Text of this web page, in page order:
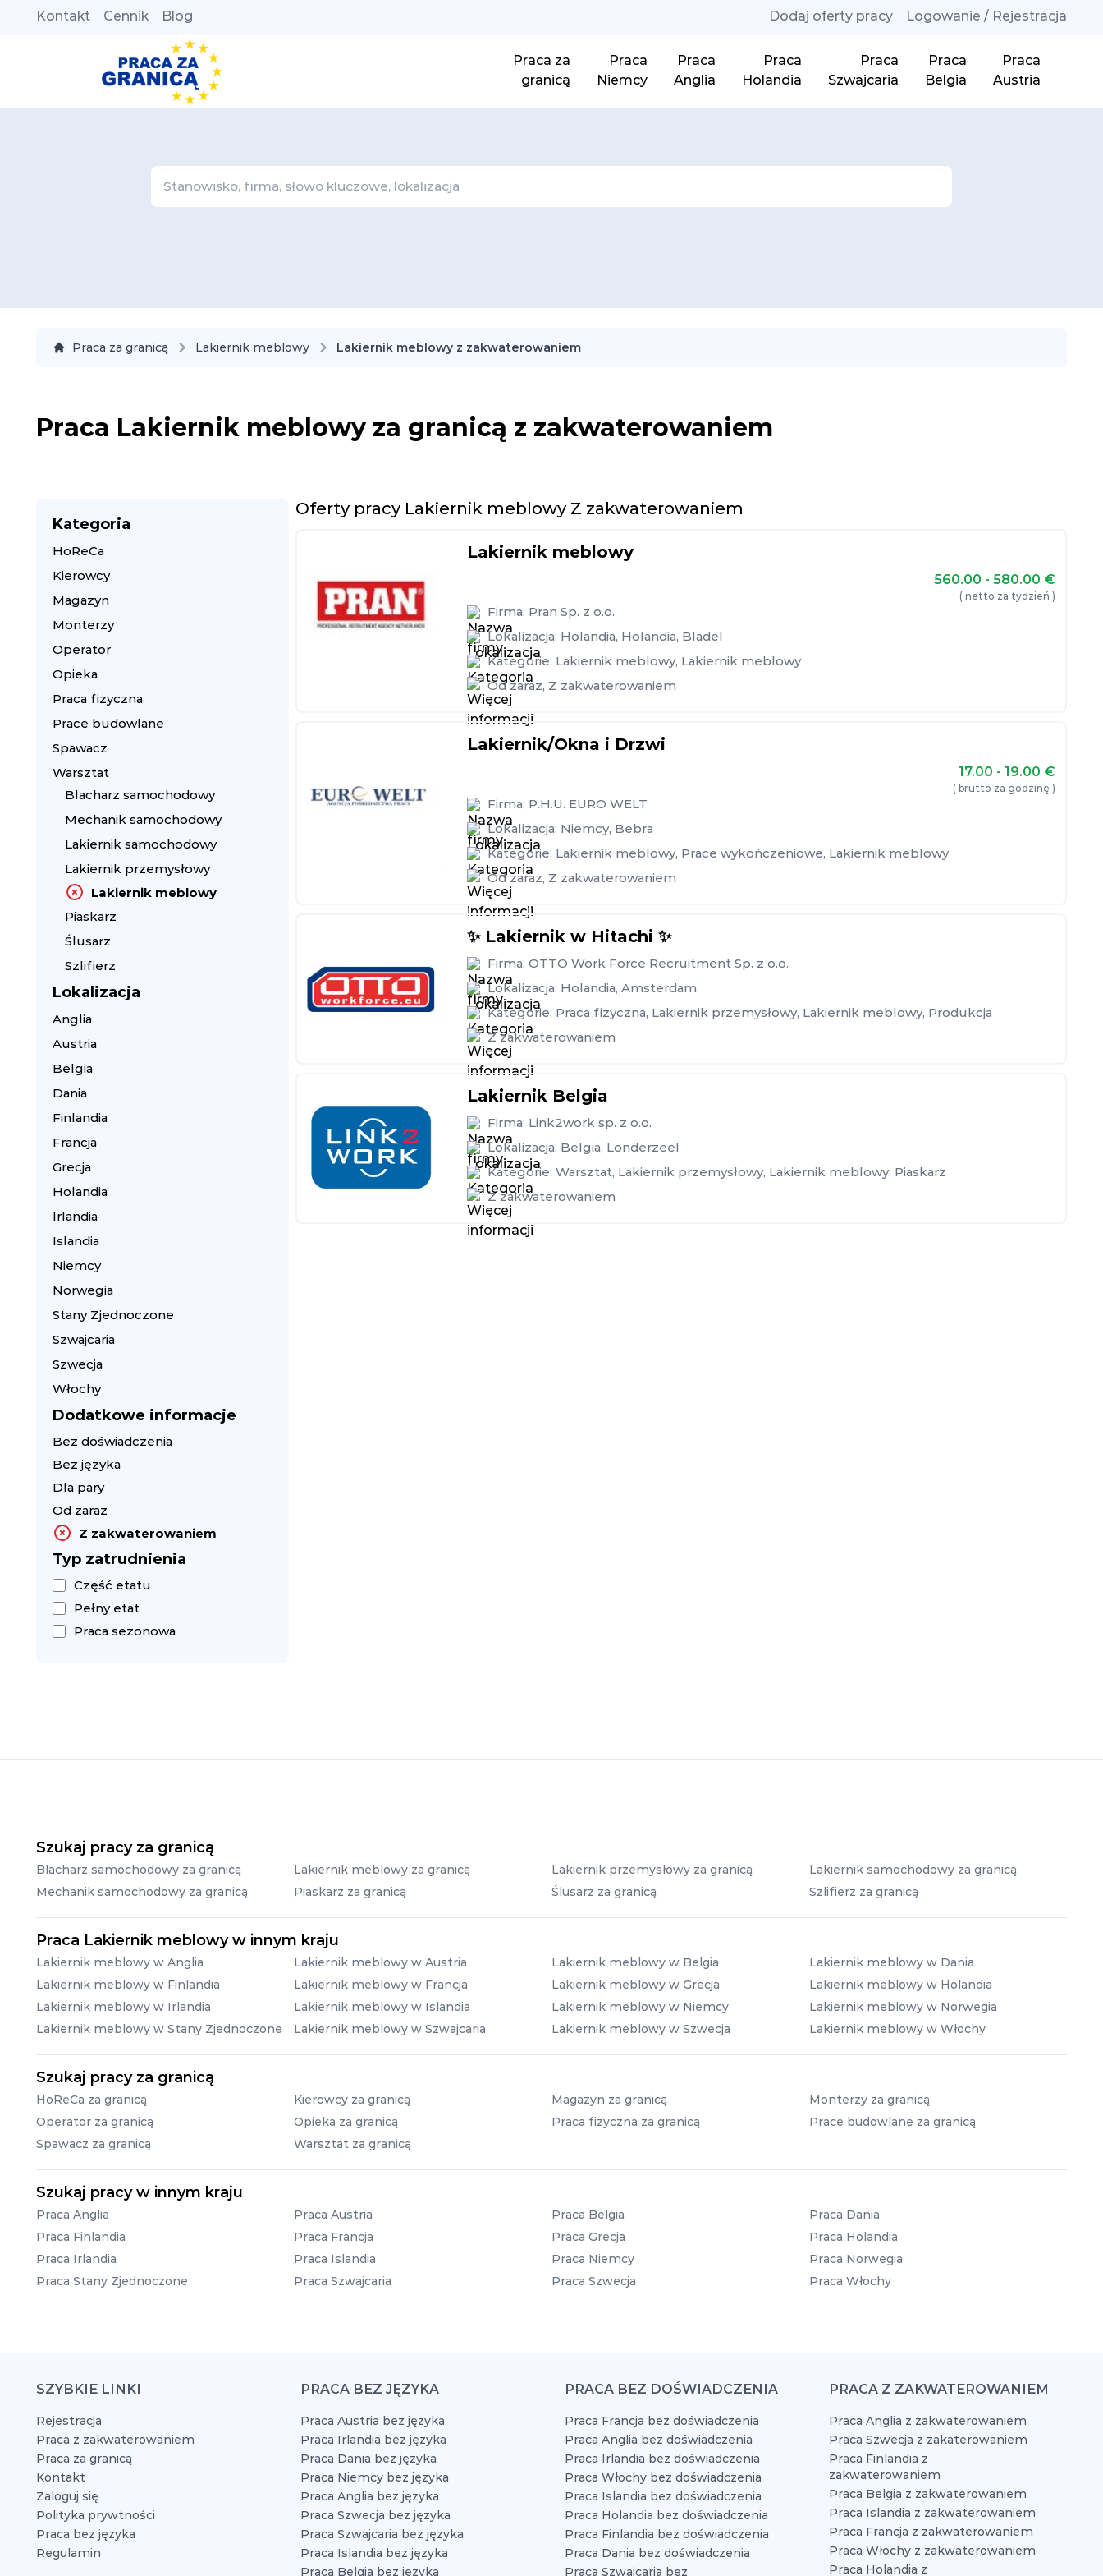
Kontakt Cennik Blog Dodaj oferty pracy Logowanie / Rejestracja
Praca za
granicą
Praca
Niemcy
Praca
Anglia
Praca
Holandia
Praca
Szwajcaria
Praca
Belgia
Praca
Austria
Praca za granicą Lakiernik meblowy Lakiernik meblowy z zakwaterowaniem
Praca Lakiernik meblowy za granicą z zakwaterowaniem
Kategoria
HoReCa
Kierowcy
Magazyn
Monterzy
Operator
Opieka
Praca fizyczna
Prace budowlane
Spawacz
Warsztat
Blacharz samochodowy
Mechanik samochodowy
Lakiernik samochodowy
Lakiernik przemysłowy
Lakiernik meblowy
Piaskarz
Ślusarz
Szlifierz
Lokalizacja
Anglia
Austria
Belgia
Dania
Finlandia
Francja
Grecja
Holandia
Irlandia
Islandia
Niemcy
Norwegia
Stany Zjednoczone
Szwajcaria
Szwecja
Włochy
Dodatkowe informacje
Bez doświadczenia
Bez języka
Dla pary
Od zaraz
Z zakwaterowaniem
Typ zatrudnienia
Część etatu
Pełny etat
Praca sezonowa
Oferty pracy Lakiernik meblowy Z zakwaterowaniem
Lakiernik meblowy
560.00 - 580.00 €
( netto za tydzień )
Firma: Pran Sp. z o.o.
Lokalizacja: Holandia, Holandia, Bladel
Kategorie: Lakiernik meblowy, Lakiernik meblowy
Od zaraz, Z zakwaterowaniem
Lakiernik/Okna i Drzwi
17.00 - 19.00 €
( brutto za godzinę )
Firma: P.H.U. EURO WELT
Lokalizacja: Niemcy, Bebra
Kategorie: Lakiernik meblowy, Prace wykończeniowe, Lakiernik meblowy
Od zaraz, Z zakwaterowaniem
✨ Lakiernik w Hitachi ✨
Firma: OTTO Work Force Recruitment Sp. z o.o.
Lokalizacja: Holandia, Amsterdam
Kategorie: Praca fizyczna, Lakiernik przemysłowy, Lakiernik meblowy, Produkcja
Z zakwaterowaniem
Lakiernik Belgia
Firma: Link2work sp. z o.o.
Lokalizacja: Belgia, Londerzeel
Kategorie: Warsztat, Lakiernik przemysłowy, Lakiernik meblowy, Piaskarz
Z zakwaterowaniem
Szukaj pracy za granicą
Blacharz samochodowy za granicą Lakiernik meblowy za granicą Lakiernik przemysłowy za granicą
Lakiernik samochodowy za granicą
Mechanik samochodowy za granicą
Piaskarz za granicą Ślusarz za granicą Szlifierz za granicą
Praca Lakiernik meblowy w innym kraju
Lakiernik meblowy w Anglia Lakiernik meblowy w Austria Lakiernik meblowy w Belgia
Lakiernik meblowy w Dania
Lakiernik meblowy w Finlandia
Lakiernik meblowy w Francja Lakiernik meblowy w Grecja
Lakiernik meblowy w Holandia
Lakiernik meblowy w Irlandia
Lakiernik meblowy w Islandia Lakiernik meblowy w Niemcy
Lakiernik meblowy w Norwegia
Lakiernik meblowy w Stany Zjednoczone
Lakiernik meblowy w Szwajcaria Lakiernik meblowy w Szwecja Lakiernik meblowy w Włochy
Szukaj pracy za granicą
HoReCa za granicą Kierowcy za granicą Magazyn za granicą
Monterzy za granicą
Operator za granicą
Opieka za granicą Praca fizyczna za granicą
Prace budowlane za granicą
Spawacz za granicą
Warsztat za granicą
Szukaj pracy w innym kraju
Praca Anglia Praca Austria Praca Belgia
Praca Dania
Praca Finlandia
Praca Francja Praca Grecja
Praca Holandia
Praca Irlandia
Praca Islandia Praca Niemcy
Praca Norwegia
Praca Stany Zjednoczone
Praca Szwajcaria Praca Szwecja Praca Włochy
SZYBKIE LINKI
Rejestracja
Praca z zakwaterowaniem
Praca za granicą
Kontakt
Zaloguj się
Polityka prywtności
Praca bez języka
Regulamin
PRACA BEZ JĘZYKA
Praca Austria bez języka
Praca Irlandia bez języka
Praca Dania bez języka
Praca Niemcy bez języka
Praca Anglia bez języka
Praca Szwecja bez języka
Praca Szwajcaria bez języka
Praca Islandia bez języka
Praca Belgia bez języka
PRACA BEZ DOŚWIADCZENIA
Praca Francja bez doświadczenia
Praca Anglia bez doświadczenia
Praca Irlandia bez doświadczenia
Praca Włochy bez doświadczenia
Praca Islandia bez doświadczenia
Praca Holandia bez doświadczenia
Praca Finlandia bez doświadczenia
Praca Dania bez doświadczenia
Praca Szwajcaria bez
PRACA Z ZAKWATEROWANIEM
Praca Anglia z zakwaterowaniem
Praca Szwecja z zakaterowaniem
Praca Finlandia z
zakwaterowaniem
Praca Belgia z zakwaterowaniem
Praca Islandia z zakwaterowaniem
Praca Francja z zakwaterowaniem
Praca Włochy z zakwaterowaniem
Praca Holandia z